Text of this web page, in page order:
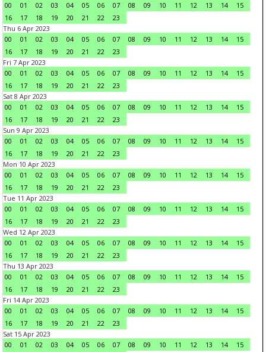
00
01 02 03 04 05 06 07 08 09 10 11 12 13 14
15
16
17 18 19 20 21 22
23
Thu 6 Apr 2023
00
01 02 03 04 05 06 07 08 09 10 11 12 13 14
15
16
17 18 19 20 21 22
23
Fri 7 Apr 2023
00
01 02 03 04 05 06 07 08 09 10 11 12 13 14
15
16
17 18 19 20 21 22
23
Sat 8 Apr 2023
00
01 02 03 04 05 06 07 08 09 10 11 12 13 14
15
16
17 18 19 20 21 22
23
Sun 9 Apr 2023
00
01 02 03 04 05 06 07 08 09 10 11 12 13 14
15
16
17 18 19 20 21 22
23
Mon 10 Apr 2023
00
01 02 03 04 05 06 07 08 09 10 11 12 13 14
15
16
17 18 19 20 21 22
23
Tue 11 Apr 2023
00
01 02 03 04 05 06 07 08 09 10 11 12 13 14
15
16
17 18 19 20 21 22
23
Wed 12 Apr 2023
00
01 02 03 04 05 06 07 08 09 10 11 12 13 14
15
16
17 18 19 20 21 22
23
Thu 13 Apr 2023
00
01 02 03 04 05 06 07 08 09 10 11 12 13 14
15
16
17 18 19 20 21 22
23
Fri 14 Apr 2023
00
01 02 03 04 05 06 07 08 09 10 11 12 13 14
15
16
17 18 19 20 21 22
23
Sat 15 Apr 2023
00
01 02 03 04 05 06 07 08 09 10 11 12 13 14
15